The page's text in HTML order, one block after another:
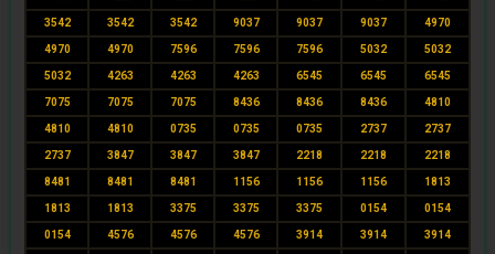
3542 3542 3542 9037 9037 9037 4970
4970 4970 7596 7596 7596 5032 5032
5032 4263 4263 4263 6545 6545 6545
7075 7075 7075 8436 8436 8436 4810
4810 4810 0735 0735 0735 2737 2737
2737 3847 3847 3847 2218 2218 2218
8481 8481 8481 1156 1156 1156 1813
1813 1813 3375 3375 3375 0154 0154
0154 4576 4576 4576 3914 3914 3914